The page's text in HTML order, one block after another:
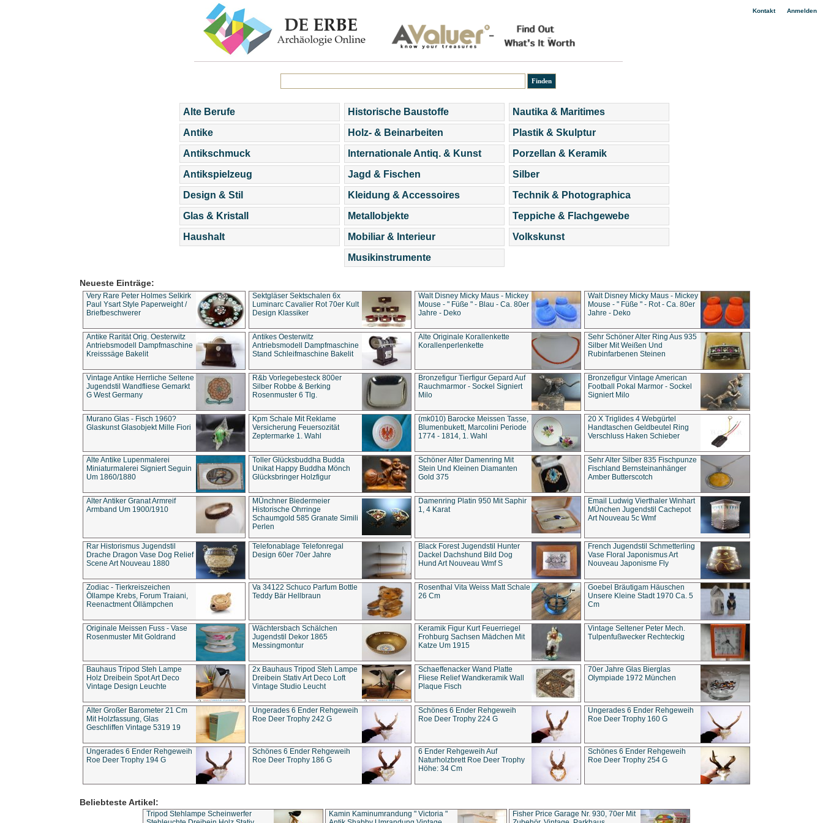
Kontakt| Anmelden
Alte Berufe
Antike
Antikschmuck
Antikspielzeug
Design & Stil
Glas & Kristall
Haushalt
Historische Baustoffe
Holz- & Beinarbeiten
Internationale Antiq. & Kunst
Jagd & Fischen
Kleidung & Accessoires
Metallobjekte
Mobiliar & Interieur
Musikinstrumente
Nautika & Maritimes
Plastik & Skulptur
Porzellan & Keramik
Silber
Technik & Photographica
Teppiche & Flachgewebe
Volkskunst
Neueste Einträge:
Very Rare Peter Holmes Selkirk
Paul Ysart Style Paperweight /
Briefbeschwerer
Sektgläser Sektschalen 6x
Luminarc Cavalier Rot 70er Kult
Design Klassiker
Walt Disney Micky Maus - Mickey
Mouse - " Füße " - Blau - Ca. 80er
Jahre - Deko
Walt Disney Micky Maus - Mickey
Mouse - " Füße " - Rot - Ca. 80er
Jahre - Deko
Antike Rarität Orig. Oesterwitz
Antriebsmodell Dampfmaschine
Kreisssäge Bakelit
Antikes Oesterwitz
Antriebsmodell Dampfmaschine
Stand Schleifmaschine Bakelit
Alte Originale Korallenkette
Korallenperlenkette
Sehr Schöner Alter Ring Aus 935
Silber Mit Weißen Und
Rubinfarbenen Steinen
Vintage Antike Herrliche Seltene
Jugendstil Wandfliese Gemarkt
G West Germany
R&b Vorlegebesteck 800er
Silber Robbe & Berking
Rosenmuster 6 Tlg.
Bronzefigur Tierfigur Gepard Auf
Rauchmarmor - Sockel Signiert
Milo
Bronzefigur Vintage American
Football Pokal Marmor - Sockel
Signiert Milo
Murano Glas - Fisch 1960?
Glaskunst Glasobjekt Mille Fiori
Kpm Schale Mit Reklame
Versicherung Feuersozität
Zeptermarke 1. Wahl
(mk010) Barocke Meissen Tasse,
Blumenbukett, Marcolini Periode
1774 - 1814, 1. Wahl
20 X Triglides 4 Webgürtel
Handtaschen Geldbeutel Ring
Verschluss Haken Schieber
Alte Antike Lupenmalerei
Miniaturmalerei Signiert Seguin
Um 1860/1880
Toller Glücksbuddha Budda
Unikat Happy Buddha Mönch
Glücksbringer Holzfigur
Schöner Alter Damenring Mit
Stein Und Kleinen Diamanten
Gold 375
Sehr Alter Silber 835 Fischpunze
Fischland Bernsteinanhänger
Amber Butterscotch
Alter Antiker Granat Armreif
Armband Um 1900/1910
MÜnchner Biedermeier
Historische Ohrringe
Schaumgold 585 Granate Simili
Perlen
Damenring Platin 950 Mit Saphir
1, 4 Karat
Email Ludwig Vierthaler Winhart
MÜnchen Jugendstil Cachepot
Art Nouveau 5c Wmf
Rar Historismus Jugendstil
Drache Dragon Vase Dog Relief
Scene Art Nouveau 1880
Telefonablage Telefonregal
Design 60er 70er Jahre
Black Forest Jugendstil Hunter
Dackel Dachshund Bild Dog
Hund Art Nouveau Wmf S
French Jugendstil Schmetterling
Vase Floral Japonismus Art
Nouveau Japonisme Fly
Zodiac - Tierkreiszeichen
Öllampe Krebs, Forum Traiani,
Reenactment Öllämpchen
Va 34122 Schuco Parfum Bottle
Teddy Bär Hellbraun
Rosenthal Vita Weiss Matt Schale
26 Cm
Goebel Bräutigam Häuschen
Unsere Kleine Stadt 1970 Ca. 5
Cm
Originale Meissen Fuss - Vase
Rosenmuster Mit Goldrand
Wächtersbach Schälchen
Jugendstil Dekor 1865
Messingmontur
Keramik Figur Kurt Feuerriegel
Frohburg Sachsen Mädchen Mit
Katze Um 1915
Vintage Seltener Peter Mech.
Tulpenfußwecker Rechteckig
Bauhaus Tripod Steh Lampe
Holz Dreibein Spot Art Deco
Vintage Design Leuchte
2x Bauhaus Tripod Steh Lampe
Dreibein Stativ Art Deco Loft
Vintage Studio Leucht
Schaeffenacker Wand Platte
Fliese Relief Wandkeramik Wall
Plaque Fisch
70er Jahre Glas Bierglas
Olympiade 1972 München
Alter Großer Barometer 21 Cm
Mit Holzfassung, Glas
Geschliffen Vintage 5319 19
Ungerades 6 Ender Rehgeweih
Roe Deer Trophy 242 G
Schönes 6 Ender Rehgeweih
Roe Deer Trophy 224 G
Ungerades 6 Ender Rehgeweih
Roe Deer Trophy 160 G
Ungerades 6 Ender Rehgeweih
Roe Deer Trophy 194 G
Schönes 6 Ender Rehgeweih
Roe Deer Trophy 186 G
6 Ender Rehgeweih Auf
Naturholzbrett Roe Deer Trophy
Höhe: 34 Cm
Schönes 6 Ender Rehgeweih
Roe Deer Trophy 254 G
Beliebteste Artikel:
Tripod Stehlampe Scheinwerfer
Kamin Kaminumrandung " Victoria "
Fisher Price Garage Nr. 930, 70er Mit